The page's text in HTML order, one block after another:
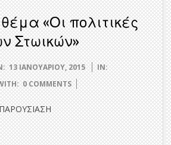
«Οι πολιτικές
Στωικών»
13 ΙΑΝΟΥΑΡΊΟΥ, 2015
IN:
0 COMMENTS